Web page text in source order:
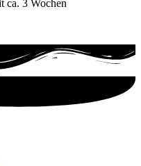
ca. 3 Wochen